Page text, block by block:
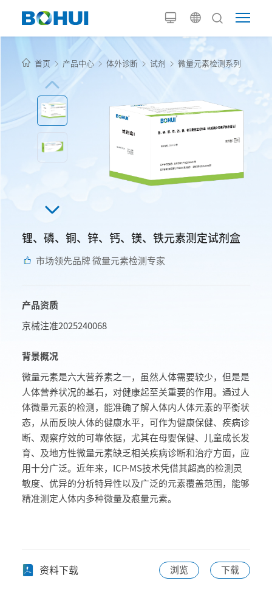
首页 产品中心 体外诊断 试剂 微量元素检测系列
锂、磷、铜、锌、钙、镁、铁元素测定试剂盒
市场领先品牌 微量元素检测专家
产品资质
京械注准2025240068
背景概况
微量元素是六大营养素之一，虽然人体需要较少，但是是
人体营养状况的基石，对健康起至关重要的作用。通过人
体微量元素的检测，能准确了解人体内人体元素的平衡状
态，从而反映人体的健康水平，可作为健康保健、疾病诊
断、观察疗效的可靠依据，尤其在母婴保健、儿童成长发
育、及地方性微量元素缺乏相关疾病诊断和治疗方面，应
用十分广泛。近年来，ICP-MS技术凭借其超高的检测灵
敏度、优异的分析特异性以及广泛的元素覆盖范围，能够
精准测定人体内多种微量及痕量元素。
资料下载 浏览 下载